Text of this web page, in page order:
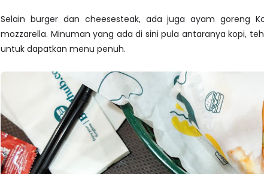
Selain burger dan cheesesteak, ada juga ayam goreng
mozzarella. Minuman yang ada di sini pula antaranya kopi,
untuk dapatkan menu penuh.